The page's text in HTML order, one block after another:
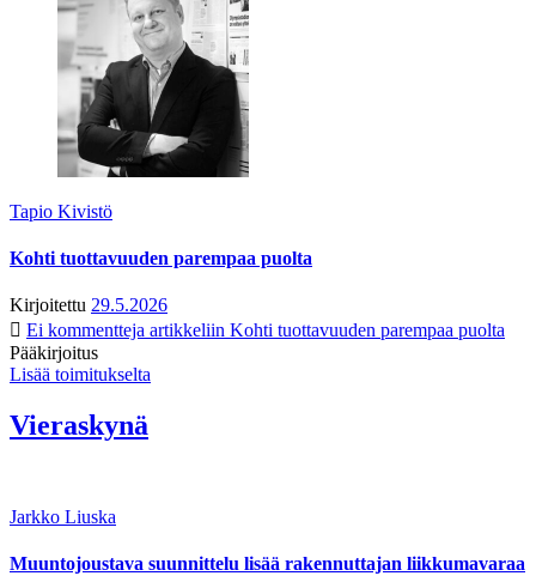
Tapio Kivistö
Kohti tuottavuuden parempaa puolta
Kirjoitettu 29.5.2026
Ei kommentteja artikkeliin Kohti tuottavuuden parempaa puolta
Pääkirjoitus
Lisää toimitukselta
Vieraskynä
Jarkko Liuska
Muuntojoustava suunnittelu lisää rakennuttajan liikkumavaraa